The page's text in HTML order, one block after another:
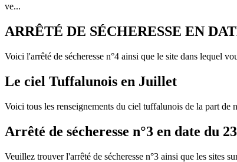
ve...
ARRÊTÉ DE SÉCHERESSE EN
Voici l'arrêté de sécheresse n°4 ainsi que le site dans lequel
Le ciel Tuffalunois en Juillet
Voici tous les renseignements du ciel tuffalunois de la part
Arrêté de sécheresse n°3 en date du
Veuillez trouver l'arrêté de sécheresse n°3 ainsi que les sites